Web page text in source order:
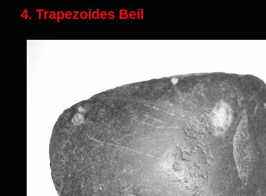
4. Trapezoides Beil